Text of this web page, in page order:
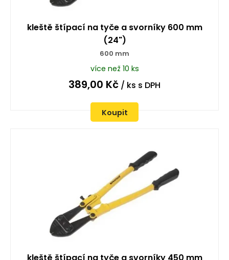
kleště štípací na tyče a svorníky 600 mm
(24")
600 mm
více než 10 ks
389,00 Kč / ks s DPH
Koupit